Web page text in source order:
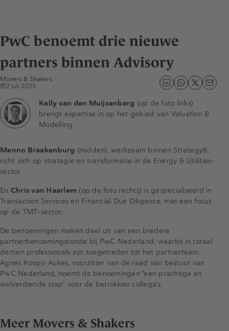
PwC benoemt drie nieuwe
partners binnen Advisory
Movers & Shakers
2 juli 2025
Kelly van den Muijsenberg (op de foto links)
brengt expertise in op het gebied van Valuation &
Modelling.
Menno Braakenburg (midden), werkzaam binnen Strategy&,
richt zich op strategie en transformatie in de Energy & Utilities-
sector.
En Chris van Haarlem (op de foto rechts) is gespecialiseerd in
Transaction Services en Financial Due Diligence, met een focus
op de TMT-sector.
De benoemingen maken deel uit van een bredere
partnerbenoemingsronde bij PwC Nederland, waarbij in totaal
dertien professionals zijn toegetreden tot het partnerteam.
Agnes Koops-Aukes, voorzitter van de raad van bestuur van
PwC Nederland, noemt de benoemingen “een prachtige en
welverdiende stap” voor de betrokken collega’s.
Meer Movers & Shakers